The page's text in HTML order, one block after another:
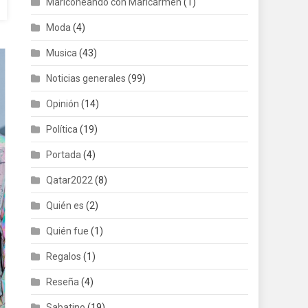
Moda (4)
Musica (43)
Noticias generales (99)
Opinión (14)
Política (19)
Portada (4)
Qatar2022 (8)
Quién es (2)
Quién fue (1)
Regalos (1)
Reseña (4)